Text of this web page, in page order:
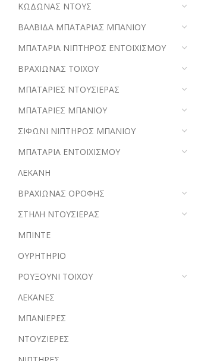
ΚΩΔΩΝΑΣ ΝΤΟΥΣ
ΒΑΛΒΙΔΑ ΜΠΑΤΑΡΙΑΣ ΜΠΑΝΙΟΥ
ΜΠΑΤΑΡΙΑ ΝΙΠΤΗΡΟΣ ΕΝΤΟΙΧΙΣΜΟΥ
ΒΡΑΧΙΩΝΑΣ ΤΟΙΧΟΥ
ΜΠΑΤΑΡΙΕΣ ΝΤΟΥΣΙΕΡΑΣ
ΜΠΑΤΑΡΙΕΣ ΜΠΑΝΙΟΥ
ΣΙΦΩΝΙ ΝΙΠΤΗΡΟΣ ΜΠΑΝΙΟΥ
ΜΠΑΤΑΡΙΑ ΕΝΤΟΙΧΙΣΜΟΥ
ΛΕΚΑΝΗ
ΒΡΑΧΙΩΝΑΣ ΟΡΟΦΗΣ
ΣΤΗΛΗ ΝΤΟΥΣΙΕΡΑΣ
ΜΠΙΝΤΕ
ΟΥΡΗΤΗΡΙΟ
ΡΟΥΞΟΥΝΙ ΤΟΙΧΟΥ
ΛΕΚΑΝΕΣ
ΜΠΑΝΙΕΡΕΣ
ΝΤΟΥΖΙΕΡΕΣ